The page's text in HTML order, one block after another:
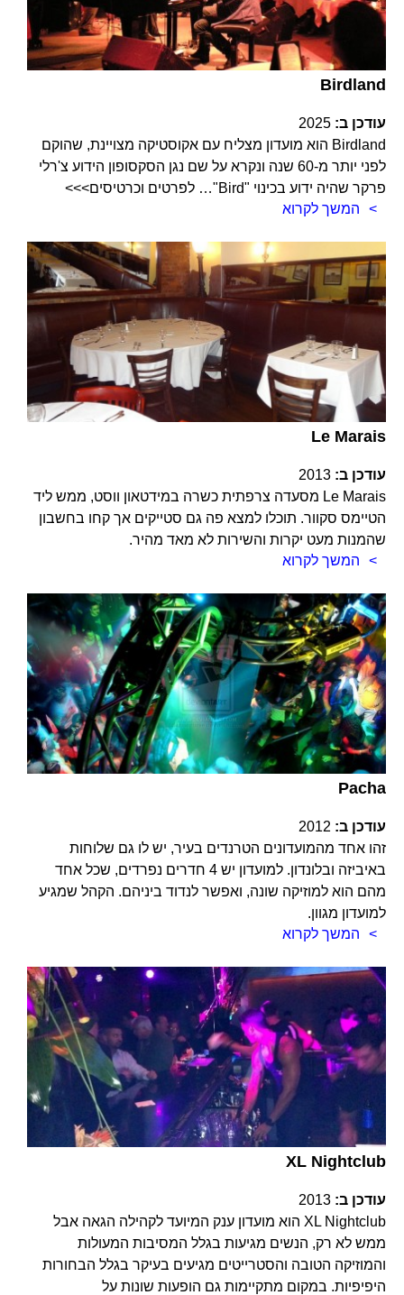
Birdland
עודכן ב: 2025
Birdland הוא מועדון מצליח עם אקוסטיקה מצויינת, שהוקם
לפני יותר מ-60 שנה ונקרא על שם נגן הסקסופון הידוע צ'רלי
פרקר שהיה ידוע בכינוי "Bird"… לפרטים וכרטיסים>>>
המשך לקרוא
Le Marais
עודכן ב: 2013
Le Marais מסעדה צרפתית כשרה במידטאון ווסט, ממש ליד
הטיימס סקוור. תוכלו למצא פה גם סטייקים אך קחו בחשבון
שהמנות מעט יקרות והשירות לא מאד מהיר.
המשך לקרוא
Pacha
עודכן ב: 2012
זהו אחד מהמועדונים הטרנדים בעיר, יש לו גם שלוחות
באיביזה ובלונדון. למועדון יש 4 חדרים נפרדים, שכל אחד
מהם הוא למוזיקה שונה, ואפשר לנדוד ביניהם. הקהל שמגיע
למועדון מגוון.
המשך לקרוא
XL Nightclub
עודכן ב: 2013
XL Nightclub הוא מועדון ענק המיועד לקהילה הגאה אבל
ממש לא רק, הנשים מגיעות בגלל המסיבות המעולות
והמוזיקה הטובה והסטרייטים מגיעים בעיקר בגלל הבחורות
היפיפיות. במקום מתקיימות גם הופעות שונות על